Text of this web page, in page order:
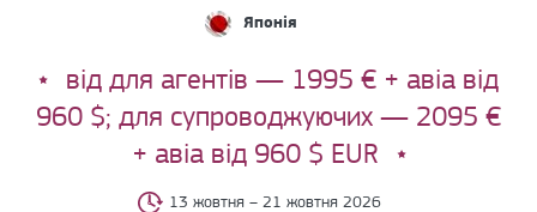
Японія
від для агентів — 1995 € + авіа від
960 $; для супроводжуючих — 2095 €
+ авіа від 960 $ EUR
13 жовтня – 21 жовтня 2026